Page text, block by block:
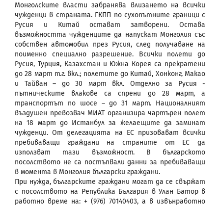
Монголските власти забранява влизането на всички
чужденци в страната. ГКПП по сухопътните граници с
Русия и Китай остават затворени. Остава
възможността чужденците да напускат Монголия със
собствен автомобил през Русия, след получаване на
поименно специално разрешение. Всички полети до
Русия, Турция, Казахстан и Южна Корея са прекратени
до 28 март т.г. вкл.; полетите до Китай, Хонконг, Макао
и Тайван – до 30 март вкл. Отделно за Русия -
пътническите влакове са спрени до 28 март, а
транспортът по шосе – до 31 март. Националният
въздушен превозвач МИАТ организира чартърен полет
на 18 март до Истанбул за желаещите да заминат
чужденци. От делегацията на ЕС призовават всички
пребиваващи граждани на страните от ЕС да
използват тази възможност. В българското
посолството не са постъпвали данни за пребиваващи
в момента в Монголия български граждани.
При нужда, българските граждани могат да се свържат
с посолството на Република България в Улан Батор в
работно време на: + (976) 70140403, а в извънработно